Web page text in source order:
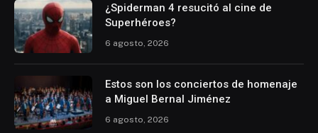
¿Spiderman 4 resucitó al cine de
Superhéroes?
6 agosto, 2026
Estos son los conciertos de homenaje
a Miguel Bernal Jiménez
6 agosto, 2026